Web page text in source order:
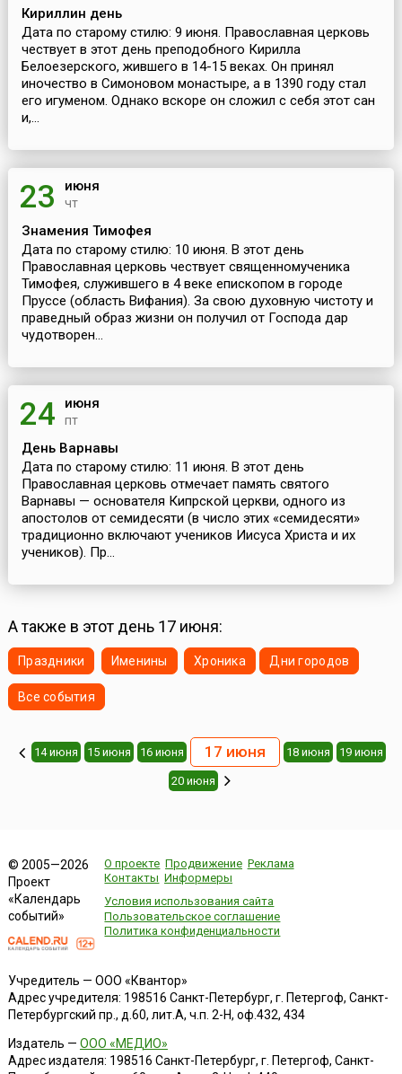
Кириллин день
Дата по старому стилю: 9 июня. Православная церковь
чествует в этот день преподобного Кирилла
Белоезерского, жившего в 14-15 веках. Он принял
иночество в Симоновом монастыре, а в 1390 году стал
его игуменом. Однако вскоре он сложил с себя этот сан
и,...
23 июня
чт
Знамения Тимофея
Дата по старому стилю: 10 июня. В этот день
Православная церковь чествует священномученика
Тимофея, служившего в 4 веке епископом в городе
Пруссе (область Вифания). За свою духовную чистоту и
праведный образ жизни он получил от Господа дар
чудотворен...
24 июня
пт
День Варнавы
Дата по старому стилю: 11 июня. В этот день
Православная церковь отмечает память святого
Варнавы — основателя Кипрской церкви, одного из
апостолов от семидесяти (в число этих «семидесяти»
традиционно включают учеников Иисуса Христа и их
учеников). Пр...
А также в этот день 17 июня:
Праздники Именины Хроника Дни городов
Все события
14 июня 15 июня 16 июня 17 июня 18 июня 19 июня
20 июня
© 2005—2026
Проект
«Календарь
событий»
О проекте Продвижение Реклама
Контакты Информеры
Условия использования сайта
Пользовательское соглашение
Политика конфиденциальности
Учредитель — ООО «Квантор»
Адрес учредителя: 198516 Санкт-Петербург, г. Петергоф, Санкт-
Петербургский пр., д.60, лит.А, ч.п. 2-Н, оф.432, 434
Издатель — ООО «МЕДИО»
Адрес издателя: 198516 Санкт-Петербург, г. Петергоф, Санкт-